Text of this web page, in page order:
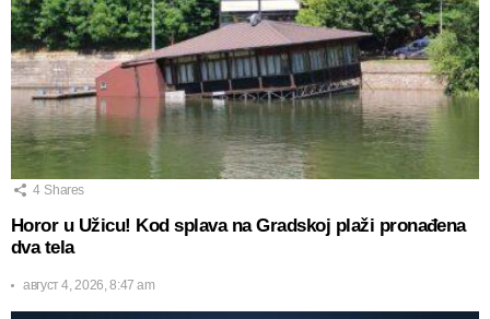
4 Shares
Horor u Užicu! Kod splava na Gradskoj plaži pronađena
dva tela
август 4, 2026, 8:47 am